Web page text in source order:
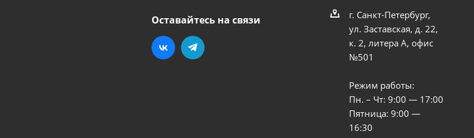
Оставайтесь на связи
г. Санкт-Петербург,
ул. Заставская, д. 22,
к. 2, литера А, офис
№501
Режим работы:
Пн. – Чт: 9:00 — 17:00
Пятница: 9:00 —
16:30